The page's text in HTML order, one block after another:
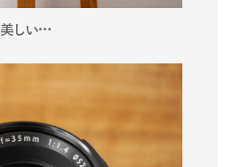
美しい…